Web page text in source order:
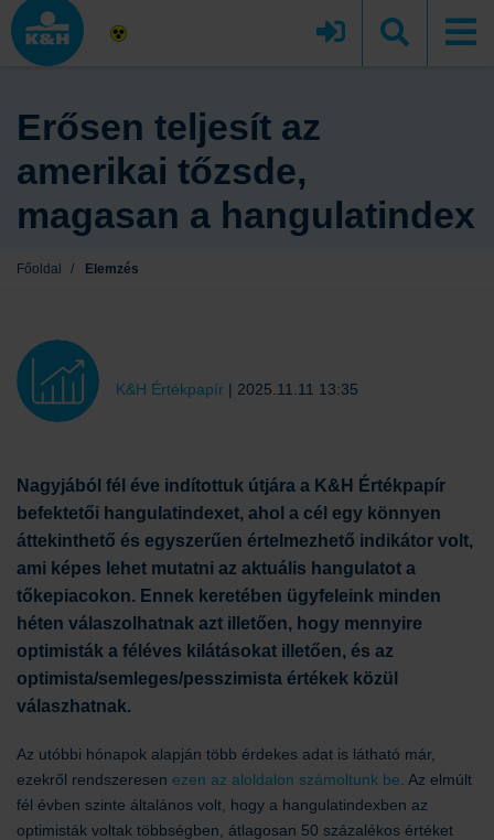
Erősen teljesít az
amerikai tőzsde,
magasan a hangulatindex
Főoldal / Elemzés
K&H Értékpapír | 2025.11.11 13:35
Nagyjából fél éve indítottuk útjára a K&H Értékpapír
befektetői hangulatindexet, ahol a cél egy könnyen
áttekinthető és egyszerűen értelmezhető indikátor volt,
ami képes lehet mutatni az aktuális hangulatot a
tőkepiacokon. Ennek keretében ügyfeleink minden
héten válaszolhatnak azt illetően, hogy mennyire
optimisták a féléves kilátásokat illetően, és az
optimista/semleges/pesszimista értékek közül
válaszhatnak.
Az utóbbi hónapok alapján több érdekes adat is látható már,
ezekről rendszeresen ezen az aloldalon számoltunk be . Az elmúlt
fél évben szinte általános volt, hogy a hangulatindexben az
optimisták voltak többségben, átlagosan 50 százalékos értéket